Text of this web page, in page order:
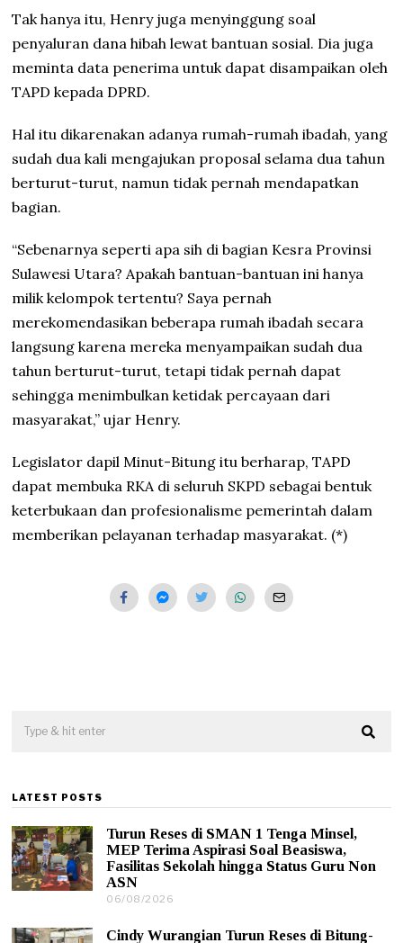
Tak hanya itu, Henry juga menyinggung soal
penyaluran dana hibah lewat bantuan sosial. Dia juga
meminta data penerima untuk dapat disampaikan oleh
TAPD kepada DPRD.
Hal itu dikarenakan adanya rumah-rumah ibadah, yang
sudah dua kali mengajukan proposal selama dua tahun
berturut-turut, namun tidak pernah mendapatkan
bagian.
“Sebenarnya seperti apa sih di bagian Kesra Provinsi
Sulawesi Utara? Apakah bantuan-bantuan ini hanya
milik kelompok tertentu? Saya pernah
merekomendasikan beberapa rumah ibadah secara
langsung karena mereka menyampaikan sudah dua
tahun berturut-turut, tetapi tidak pernah dapat
sehingga menimbulkan ketidak percayaan dari
masyarakat,” ujar Henry.
Legislator dapil Minut-Bitung itu berharap, TAPD
dapat membuka RKA di seluruh SKPD sebagai bentuk
keterbukaan dan profesionalisme pemerintah dalam
memberikan pelayanan terhadap masyarakat. (*)
LATEST POSTS
Turun Reses di SMAN 1 Tenga Minsel,
MEP Terima Aspirasi Soal Beasiswa,
Fasilitas Sekolah hingga Status Guru Non
ASN
06/08/2026
Cindy Wurangian Turun Reses di Bitung-